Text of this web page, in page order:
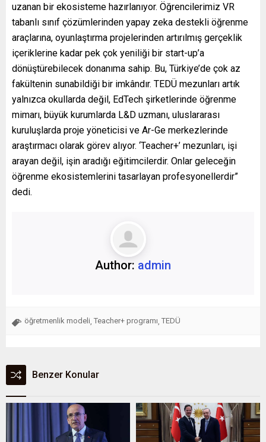
uzanan bir ekosisteme hazırlanıyor. Öğrencilerimiz VR
tabanlı sınıf çözümlerinden yapay zeka destekli öğrenme
araçlarına, oyunlaştırma projelerinden artırılmış gerçeklik
içeriklerine kadar pek çok yeniliği bir start-up’a
dönüştürebilecek donanıma sahip. Bu, Türkiye’de çok az
fakültenin sunabildiği bir imkândır. TEDÜ mezunları artık
yalnızca okullarda değil, EdTech şirketlerinde öğrenme
mimarı, büyük kurumlarda L&D uzmanı, uluslararası
kuruluşlarda proje yöneticisi ve Ar-Ge merkezlerinde
araştırmacı olarak görev alıyor. ‘Teacher+’ mezunları, işi
arayan değil, işin aradığı eğitimcilerdir. Onlar geleceğin
öğrenme ekosistemlerini tasarlayan profesyonellerdir”
dedi.
Author: admin
öğretmenlik modeli Teacher+ programı TEDÜ
Benzer Konular